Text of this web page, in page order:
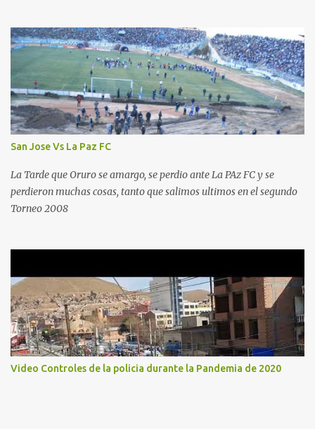
San Jose Vs La Paz FC
La Tarde que Oruro se amargo, se perdio ante La PAz FC y se
perdieron muchas cosas, tanto que salimos ultimos en el segundo
Torneo 2008
Video Controles de la policia durante la Pandemia de 2020